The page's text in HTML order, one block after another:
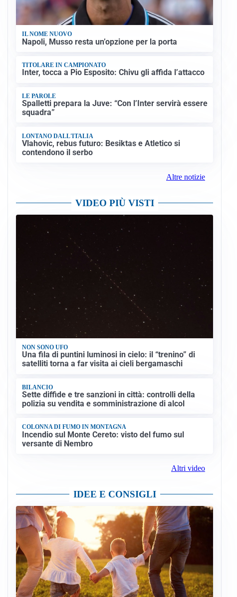
IL NOME NUOVO
Napoli, Musso resta un’opzione per la porta
TITOLARE IN CAMPIONATO
Inter, tocca a Pio Esposito: Chivu gli affida l’attacco
LE PAROLE
Spalletti prepara la Juve: “Con l’Inter servirà essere
squadra”
LONTANO DALL'ITALIA
Vlahovic, rebus futuro: Besiktas e Atletico si
contendono il serbo
Altre notizie
VIDEO PIÙ VISTI
NON SONO UFO
Una fila di puntini luminosi in cielo: il “trenino” di
satelliti torna a far visita ai cieli bergamaschi
BILANCIO
Sette diffide e tre sanzioni in città: controlli della
polizia su vendita e somministrazione di alcol
COLONNA DI FUMO IN MONTAGNA
Incendio sul Monte Cereto: visto del fumo sul
versante di Nembro
Altri video
IDEE E CONSIGLI